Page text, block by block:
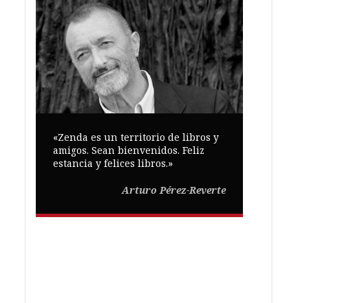
«Zenda es un territorio de libros y
amigos. Sean bienvenidos. Feliz
estancia y felices libros.»
Arturo Pérez-Reverte